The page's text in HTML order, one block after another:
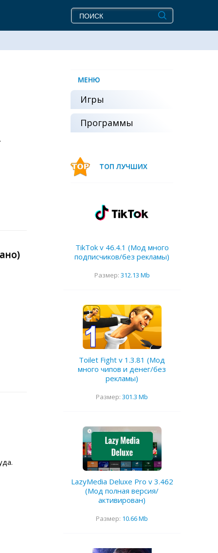
МЕНЮ
Игры
Программы
ТОП ЛУЧШИХ
TikTok v 46.4.1 (Мод много
подписчиков/без рекламы)
Размер: 312.13 Mb
Toilet Fight v 1.3.81 (Мод
много чипов и денег/без
рекламы)
Размер: 301.3 Mb
LazyMedia Deluxe Pro v 3.462
(Мод полная версия/
активирован)
Размер: 10.66 Mb